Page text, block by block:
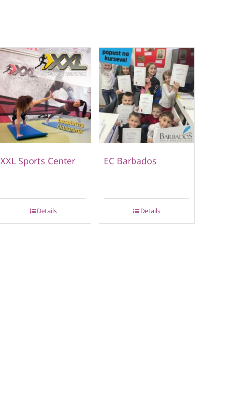
XXL Sports Center
Details
EC Barbados
Details